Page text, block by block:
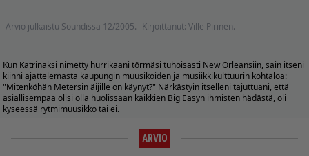
Arvio julkaistu Soundissa 12/2005. Kirjoittanut: Ville Pirinen.
Kun Katrinaksi nimetty hurrikaani törmäsi tuhoisasti New Orleansiin, sain itseni
kiinni ajattelemasta kaupungin muusikoiden ja musiikkikulttuurin kohtaloa:
"Mitenköhän Metersin äijille on käynyt?" Närkästyin itselleni tajuttuani, että
asiallisempaa olisi olla huolissaan kaikkien Big Easyn ihmisten hädästä, oli
kyseessä rytmimuusikko tai ei.
ARVIO